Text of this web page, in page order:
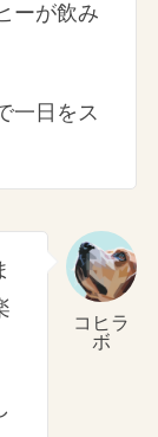
ーが飲み
一日をス
コヒラ
ボ